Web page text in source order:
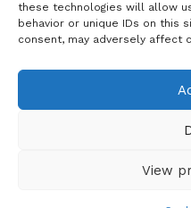
these technologies will allow
behavior or unique IDs on this
consent, may adversely affect
View
Kur pirkt?
Sīkdatņu politika
Copyright © Latakko 2024